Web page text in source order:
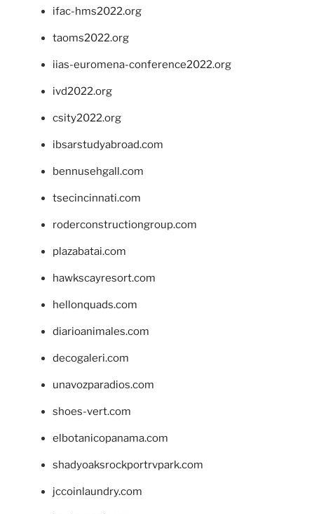
ifac-hms2022.org
taoms2022.org
iias-euromena-conference2022.org
ivd2022.org
csity2022.org
ibsarstudyabroad.com
bennusehgall.com
tsecincinnati.com
roderconstructiongroup.com
plazabatai.com
hawkscayresort.com
hellonquads.com
diarioanimales.com
decogaleri.com
unavozparadios.com
shoes-vert.com
elbotanicopanama.com
shadyoaksrockportrvpark.com
jccoinlaundry.com